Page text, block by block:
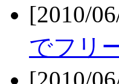
[2010/
でフリ